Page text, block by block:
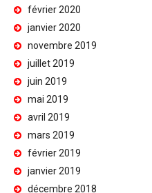
février 2020
janvier 2020
novembre 2019
juillet 2019
juin 2019
mai 2019
avril 2019
mars 2019
février 2019
janvier 2019
décembre 2018